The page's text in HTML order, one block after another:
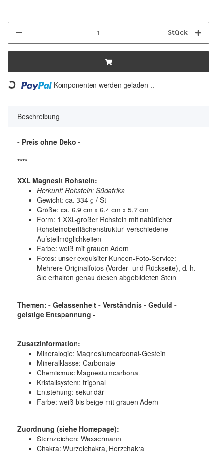
Stück
Loading... Komponenten werden geladen ...
Beschreibung
- Preis ohne Deko -
****
XXL Magnesit Rohstein:
Herkunft Rohstein: Südafrika
Gewicht: ca. 334 g / St
Größe: ca. 6,9 cm x 6,4 cm x 5,7 cm
Form: 1 XXL-großer Rohstein mit natürlicher
Rohsteinoberflächenstruktur, verschiedene
Aufstellmöglichkeiten
Farbe: weiß mit grauen Adern
Fotos: unser exquisiter Kunden-Foto-Service:
Mehrere Originalfotos (Vorder- und Rückseite), d. h.
Sie erhalten genau diesen abgebildeten Stein
Themen: - Gelassenheit - Verständnis - Geduld -
geistige Entspannung -
Zusatzinformation:
Mineralogie: Magnesiumcarbonat-Gestein
Mineralklasse: Carbonate
Chemismus: Magnesiumcarbonat
Kristallsystem: trigonal
Entstehung: sekundär
Farbe: weiß bis beige mit grauen Adern
Zuordnung (siehe Homepage):
Sternzeichen: Wassermann
Chakra: Wurzelchakra, Herzchakra